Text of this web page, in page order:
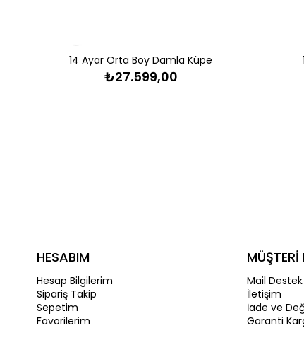
14 Ayar Orta Boy Damla Küpe
₺27.599,00
HESABIM
Hesap Bilgilerim
Sipariş Takip
Sepetim
Favorilerim
MÜŞTERİ
Mail Destek
İletişim
İade ve
Garanti